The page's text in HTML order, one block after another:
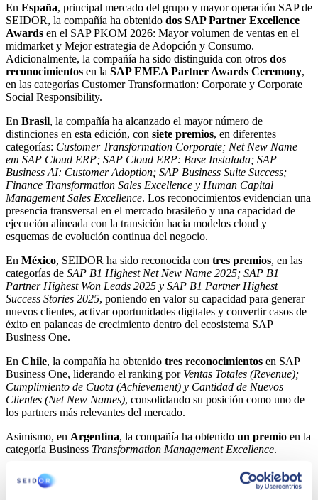
En España, principal mercado del grupo y mayor operación SAP de
SEIDOR, la compañía ha obtenido dos SAP Partner Excellence
Awards en el SAP PKOM 2026: Mayor volumen de ventas en el
midmarket y Mejor estrategia de Adopción y Consumo.
Adicionalmente, la compañía ha sido distinguida con otros dos
reconocimientos en la SAP EMEA Partner Awards Ceremony,
en las categorías Customer Transformation: Corporate y Corporate
Social Responsibility.
En Brasil, la compañía ha alcanzado el mayor número de
distinciones en esta edición, con siete premios, en diferentes
categorías: Customer Transformation Corporate; Net New Name
em SAP Cloud ERP; SAP Cloud ERP: Base Instalada; SAP
Business AI: Customer Adoption; SAP Business Suite Success;
Finance Transformation Sales Excellence y Human Capital
Management Sales Excellence. Los reconocimientos evidencian una
presencia transversal en el mercado brasileño y una capacidad de
ejecución alineada con la transición hacia modelos cloud y
esquemas de evolución continua del negocio.
En México, SEIDOR ha sido reconocida con tres premios, en las
categorías de SAP B1 Highest Net New Name 2025; SAP B1
Partner Highest Won Leads 2025 y SAP B1 Partner Highest
Success Stories 2025, poniendo en valor su capacidad para generar
nuevos clientes, activar oportunidades digitales y convertir casos de
éxito en palancas de crecimiento dentro del ecosistema SAP
Business One.
En Chile, la compañía ha obtenido tres reconocimientos en SAP
Business One, liderando el ranking por Ventas Totales (Revenue);
Cumplimiento de Cuota (Achievement) y Cantidad de Nuevos
Clientes (Net New Names), consolidando su posición como uno de
los partners más relevantes del mercado.
Asimismo, en Argentina, la compañía ha obtenido un premio en la
categoría Business Transformation Management Excellence.
Asimismo, SEIDOR ha sido distinguida con
un reconocimiento
adicional en la categoría
en el marco del